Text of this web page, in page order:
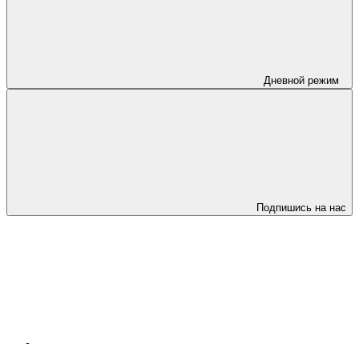
Дневной режим
Подпишись на нас